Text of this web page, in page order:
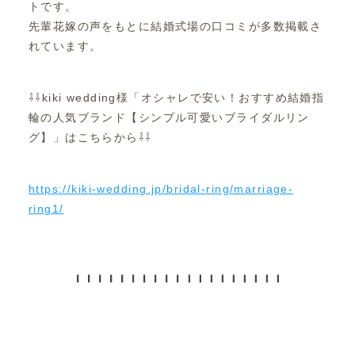
トです。
先輩花嫁の声をもとに結婚式場の口コミが多数掲載さ
れています。
⇩⇩kiki wedding様「オシャレで安い！おすすめ結婚指
輪の人気ブランド【シンプル可愛いブライダルリン
グ】」はこちらから⇩⇩
https://kiki-wedding.jp/bridal-ring/marriage-
ring1/